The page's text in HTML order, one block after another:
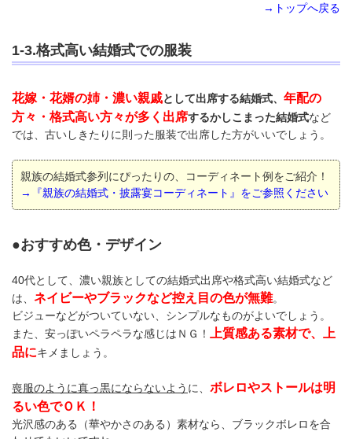
→トップへ戻る
1-3.格式高い結婚式での服装
花嫁・花婿の姉・濃い親戚として出席する結婚式、 年配の
方々・格式高い方々が多く出席するかしこまった結婚式など
では、古いしきたりに則った服装で出席した方がいいでしょう。
親族の結婚式参列にぴったりの、コーディネート例をご紹介！
→『親族の結婚式・披露宴コーディネート』をご参照ください
●おすすめ色・デザイン
40代として、濃い親族としての結婚式出席や格式高い結婚式など
は、 ネイビーやブラックなど控え目の色が無難。
ビジューなどがついていない、シンプルなものがよいでしょう。
また、安っぽいペラペラな感じはＮＧ！
上質感ある素材で、上
品にキメましょう。
喪服のように真っ黒にならないよう に、 ボレロやストールは明
るい色でＯＫ！
光沢感のある（華やかさのある）素材なら、ブラックボレロを合